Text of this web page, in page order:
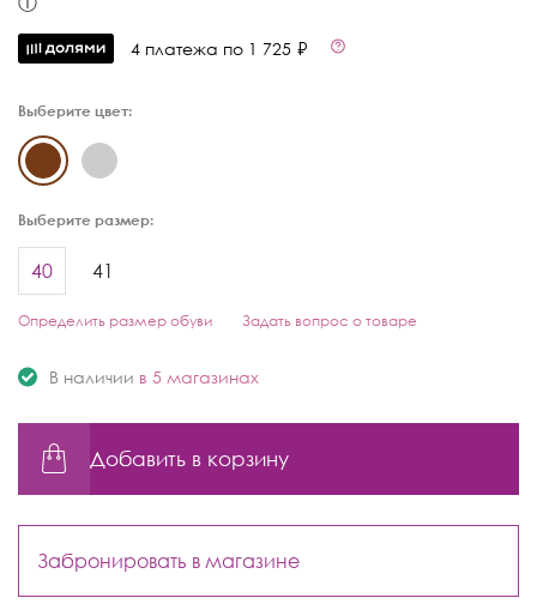
4 платежа по 1 725 ₽
Выберите цвет:
Выберите размер:
40 41
Определить размер обуви Задать вопрос о товаре
В наличии в 5 магазинах
Добавить в корзину
Забронировать в магазине